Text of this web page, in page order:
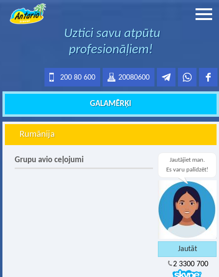
Uztici savu atpūtu
profesionāļiem!
20080600
200 80 600
GALAMĒRĶI
Rumānija
Jautājiet man.
Es varu palīdzēt!
2 3300 700
Grupu avio ceļojumi